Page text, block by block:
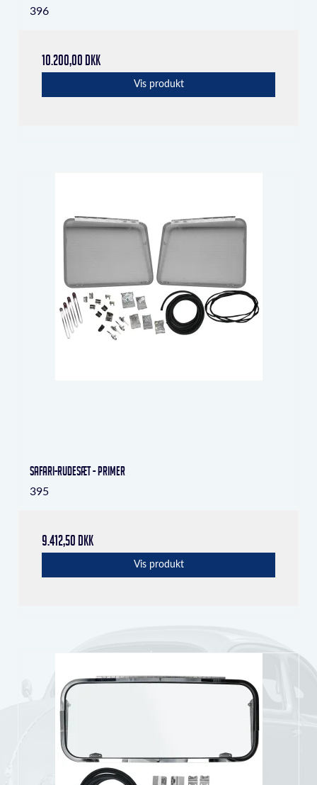
396
10.200,00 DKK
Vis produkt
Safari-rudesæt - primer
395
9.412,50 DKK
Vis produkt